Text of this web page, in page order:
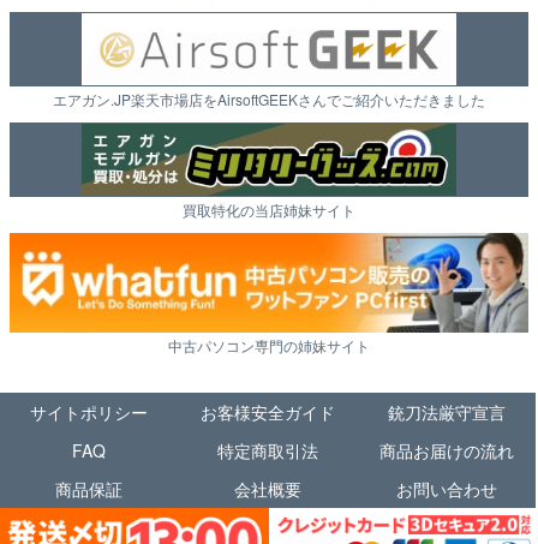
エアガン.JP楽天市場店をAirsoftGEEKさんでご紹介いただきました
買取特化の当店姉妹サイト
中古パソコン専門の姉妹サイト
サイトポリシー お客様安全ガイド
銃刀法厳守宣言
FAQ
特定商取引法
商品お届けの流れ
商品保証
会社概要 お問い合わせ